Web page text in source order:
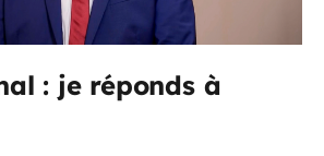
: je réponds à